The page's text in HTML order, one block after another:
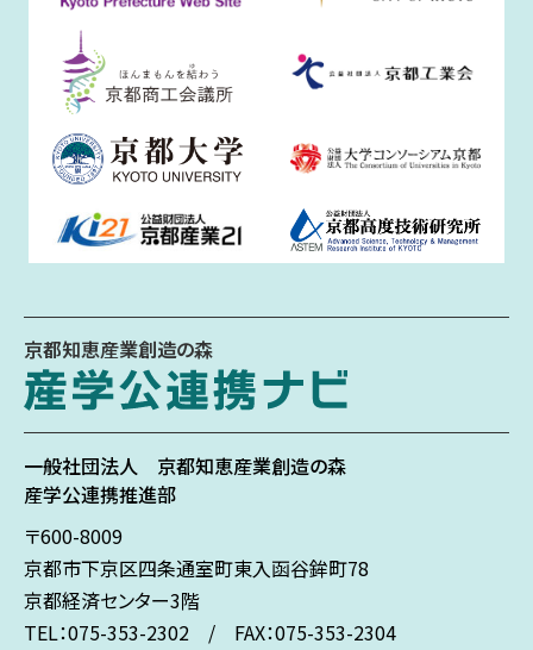
京都知恵産業創造の森
一般社団法人 京都知恵産業創造の森
産学公連携推進部
〒600-8009
京都市下京区四条通室町東入函谷鉾町78
京都経済センター3階
TEL：075-353-2302 / FAX：075-353-2304